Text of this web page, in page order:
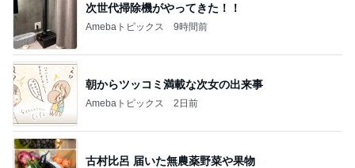
次世代掃除機がやってきた！！
Amebaトピックス 9時間前
朝からツッコミ満載な次女の出来事
Amebaトピックス 2日前
古村比呂 届いた無農薬野菜や果物